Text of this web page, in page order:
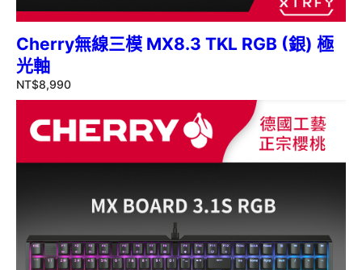
Cherry無線三模 MX8.3 TKL RGB (銀) 極
光軸
NT$8,990